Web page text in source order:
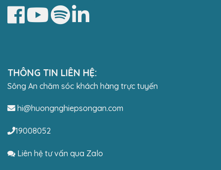
THÔNG TIN LIÊN HỆ:
Sông An chăm sóc khách hàng trực tuyến
hi@huongnghiepsongan.com
19008052
Liên hệ tư vấn qua Zalo